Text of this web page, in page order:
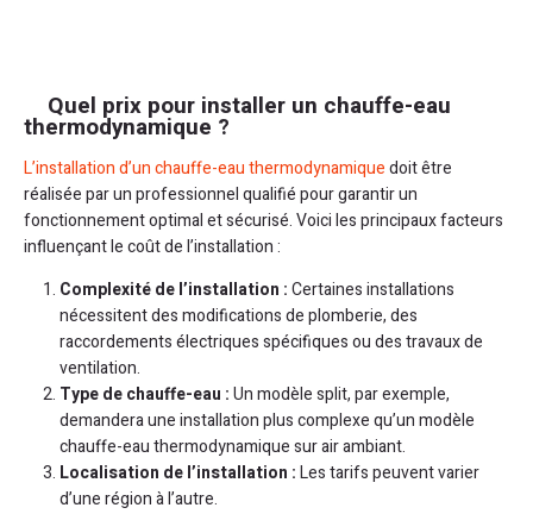
Quel prix pour installer un chauffe-eau
thermodynamique ?
L’installation d’un chauffe-eau thermodynamiquedoit être
réalisée par un professionnel qualifié pour garantir un
fonctionnement optimal et sécurisé. Voici les principaux facteurs
influençant le coût de l’installation :
Complexité de l’installation :Certaines installations
nécessitent des modifications de plomberie, des
raccordements électriques spécifiques ou des travaux de
ventilation.
Type de chauffe-eau :Un modèle split, par exemple,
demandera une installation plus complexe qu’un modèle
chauffe-eau thermodynamique sur air ambiant.
Localisation de l’installation :Les tarifs peuvent varier
d’une région à l’autre.